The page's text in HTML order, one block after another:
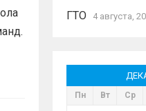
ГТО 4 августа,
Пн Вт Ср